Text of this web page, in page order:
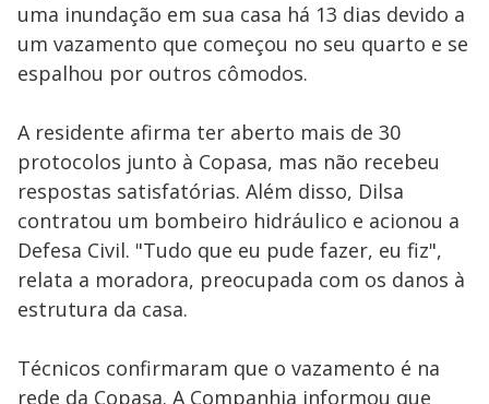
uma inundação em sua casa há 13 dias devido a
um vazamento que começou no seu quarto e se
espalhou por outros cômodos.
A residente afirma ter aberto mais de 30
protocolos junto à Copasa, mas não recebeu
respostas satisfatórias. Além disso, Dilsa
contratou um bombeiro hidráulico e acionou a
Defesa Civil. "Tudo que eu pude fazer, eu fiz",
relata a moradora, preocupada com os danos à
estrutura da casa.
Técnicos confirmaram que o vazamento é na
rede da Copasa. A Companhia informou que